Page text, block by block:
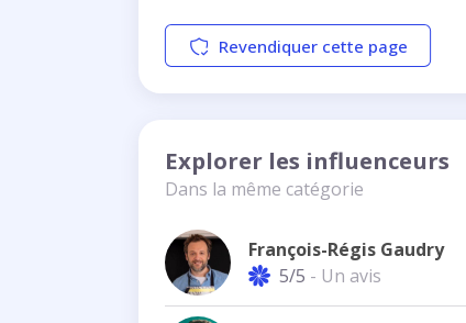
Revendiquer cette page
Explorer les influenceurs
Dans la même catégorie
François-Régis Gaudry
5/5 - Un avis